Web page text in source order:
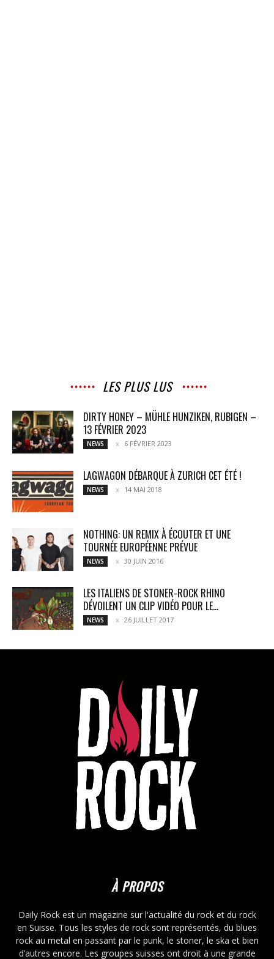
LES PLUS LUS
DIRTY HONEY – MÜHLE HUNZIKEN, RUBIGEN –
13 FÉVRIER 2023
NEWS 6 FÉVRIER 2023
LAGWAGON DÉBARQUE À ZURICH CET ÉTÉ !
NEWS 14 MAI 2018
NOTHING: UN REMIX À ÉCOUTER ET UNE
TOURNÉE EUROPÉENNE PRÉVUE
NEWS 30 JUIN 2016
LES ITALIENS DE STONER-ROCK RHINO
DÉVOILENT UN CLIP VIDÉO POUR LE...
NEWS 26 JUILLET 2017
À PROPOS
Daily Rock est un magazine sur l'actualité du rock et du rock
en Suisse. Tous les styles de rock sont représentés, du blues
rock au metal en passant par le punk, le stoner, le ska et bien
d’autres encore. Les groupes suisses ont droit à une grande